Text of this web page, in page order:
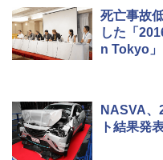
死亡事故
した「
n Tokyo」
NASVA、
ト結果発